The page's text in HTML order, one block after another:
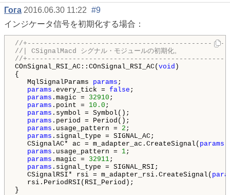
Гога 2016.06.30 11:22 #9
インジケータ信号を初期化する場合：
//
//| CSignalMacd シグナル・モジュールの初期化。
//
COnSignal_RSI_AC::COnSignal_RSI_AC( void )
{
MqlSignalParams params ;
params .every_tick = false ;
params .magic = 32910 ;
params .point = 10.0 ;
params .symbol = Symbol();
params .period = Period();
params .usage_pattern = 2 ;
params .signal_type = SIGNAL_AC;
CSignalAC* ac = m_adapter_ac.CreateSignal( params
params .usage_pattern = 1;
params .magic = 32911;
params .signal_type = SIGNAL_RSI;
CSignalRSI* rsi = m_adapter_rsi.CreateSignal(
rsi.PeriodRSI(RSI_Period);
}